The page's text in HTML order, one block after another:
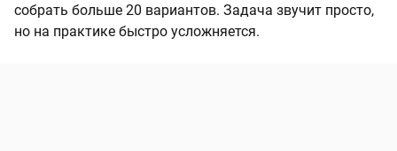
собрать больше 20 вариантов. Задача звучит просто,
но на практике быстро усложняется.